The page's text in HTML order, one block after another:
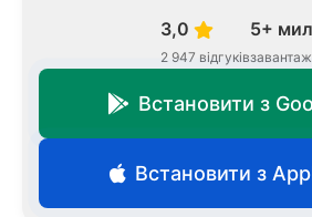
3,0
2 947 відгуків
5+
Встановити з
Встановити з